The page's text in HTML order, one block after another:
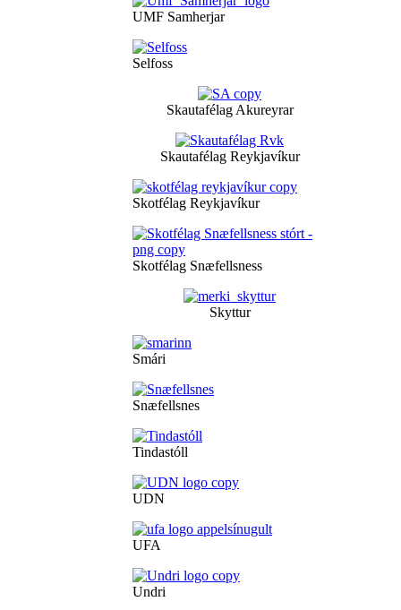
UMF Samherjar
Selfoss
Skautafélag Akureyrar
Skautafélag Reykjavíkur
Skotfélag Reykjavíkur
Skotfélag Snæfellsness
Skyttur
Smári
Snæfellsnes
Tindastóll
UDN
UFA
Undri